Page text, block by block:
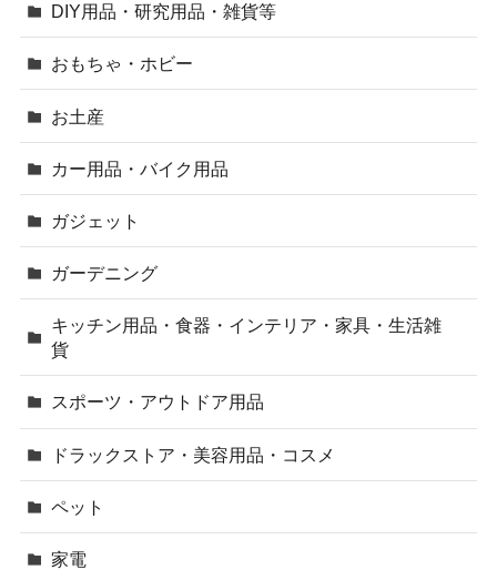
DIY用品・研究用品・雑貨等
おもちゃ・ホビー
お土産
カー用品・バイク用品
ガジェット
ガーデニング
キッチン用品・食器・インテリア・家具・生活雑
貨
スポーツ・アウトドア用品
ドラックストア・美容用品・コスメ
ペット
家電